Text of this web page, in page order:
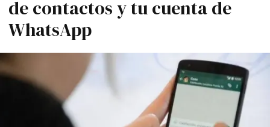
de contactos y tu cuenta de
WhatsApp